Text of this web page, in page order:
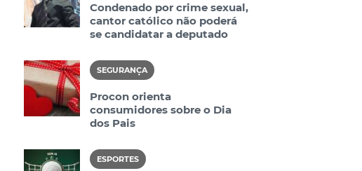
Condenado por crime sexual,
cantor católico não poderá
se candidatar a deputado
SEGURANÇA
Procon orienta
consumidores sobre o Dia
dos Pais
ESPORTES